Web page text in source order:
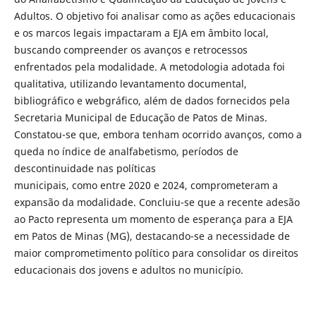
Adultos. O objetivo foi analisar como as ações educacionais
e os marcos legais impactaram a EJA em âmbito local,
buscando compreender os avanços e retrocessos
enfrentados pela modalidade. A metodologia adotada foi
qualitativa, utilizando levantamento documental,
bibliográfico e webgráfico, além de dados fornecidos pela
Secretaria Municipal de Educação de Patos de Minas.
Constatou-se que, embora tenham ocorrido avanços, como a
queda no índice de analfabetismo, períodos de
descontinuidade nas políticas
municipais, como entre 2020 e 2024, comprometeram a
expansão da modalidade. Concluiu-se que a recente adesão
ao Pacto representa um momento de esperança para a EJA
em Patos de Minas (MG), destacando-se a necessidade de
maior comprometimento político para consolidar os direitos
educacionais dos jovens e adultos no município.